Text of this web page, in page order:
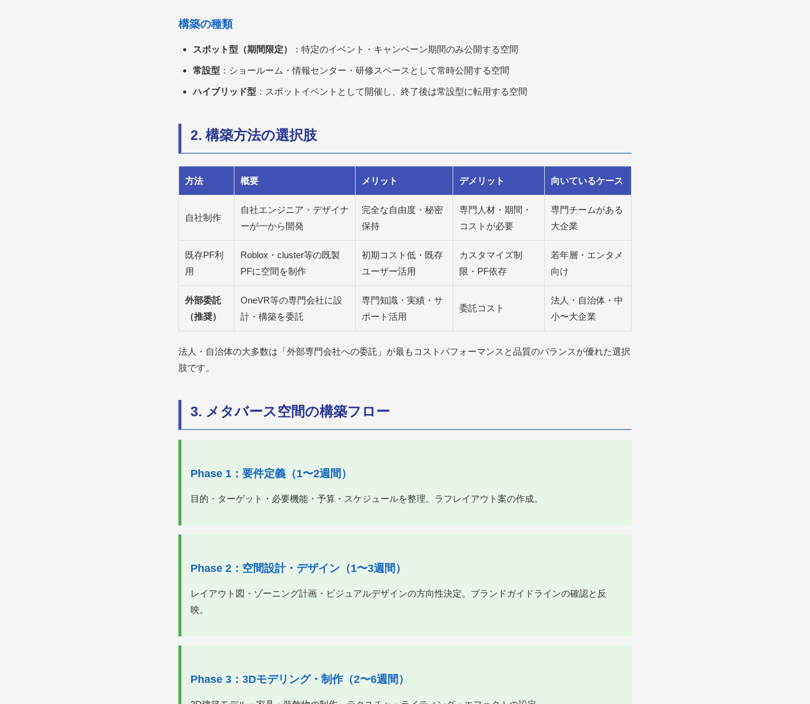
構築の種類
スポット型（期間限定） ：特定のイベント・キャンペーン期間のみ公開する空間
常設型 ：ショールーム・情報センター・研修スペースとして常時公開する空間
ハイブリッド型 ：スポットイベントとして開催し、終了後は常設型に転用する空間
2. 構築方法の選択肢
方法 概要 メリット デメリット 向いているケース
自社制作
自社エンジニア・デザイナ
ーが一から開発
完全な自由度・秘密
保持
専門人材・期間・
コストが必要
専門チームがある
大企業
既存PF利
用
Roblox・cluster等の既製
PFに空間を制作
初期コスト低・既存
ユーザー活用
カスタマイズ制
限・PF依存
若年層・エンタメ
向け
外部委託
（推奨）
OneVR等の専門会社に設
計・構築を委託
専門知識・実績・サ
ポート活用
委託コスト
法人・自治体・中
小〜大企業
法人・自治体の大多数は「外部専門会社への委託」が最もコストパフォーマンスと品質のバランスが優れた選択
肢です。
3. メタバース空間の構築フロー
Phase 1：要件定義（1〜2週間）
目的・ターゲット・必要機能・予算・スケジュールを整理。ラフレイアウト案の作成。
Phase 2：空間設計・デザイン（1〜3週間）
レイアウト図・ゾーニング計画・ビジュアルデザインの方向性決定。ブランドガイドラインの確認と反
映。
Phase 3：3Dモデリング・制作（2〜6週間）